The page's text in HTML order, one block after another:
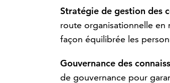
Stratégie de gestion des
route organisationnelle en
façon équilibrée les
Gouvernance des
de gouvernance pour